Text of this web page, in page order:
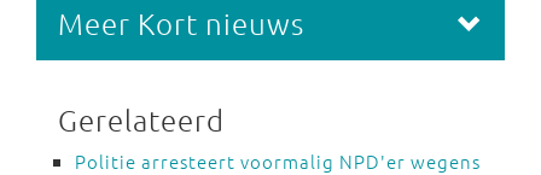
Meer Kort nieuws
Gerelateerd
Politie arresteert voormalig NPD'er wegens